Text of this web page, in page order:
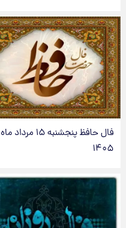
فال حافظ پنجشنبه ۱۵ مرداد ماه
۱۴۰۵